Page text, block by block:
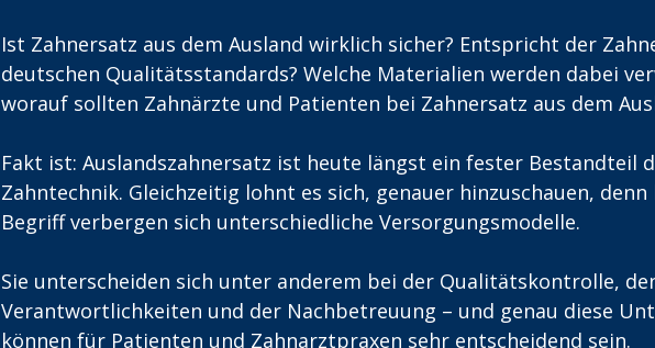
Ist Zahnersatz aus dem Ausland wirklich sicher? Entspricht der
deutschen Qualitätsstandards? Welche Materialien werden dabei
worauf sollten Zahnärzte und Patienten bei Zahnersatz aus dem
Fakt ist: Auslandszahnersatz ist heute längst ein fester Bestandteil
Zahntechnik. Gleichzeitig lohnt es sich, genauer hinzuschauen,
Begriff verbergen sich unterschiedliche Versorgungsmodelle.
Sie unterscheiden sich unter anderem bei der Qualitätskontrolle,
Verantwortlichkeiten und der Nachbetreuung – und genau diese
können für Patienten und Zahnarztpraxen sehr entscheidend sein.